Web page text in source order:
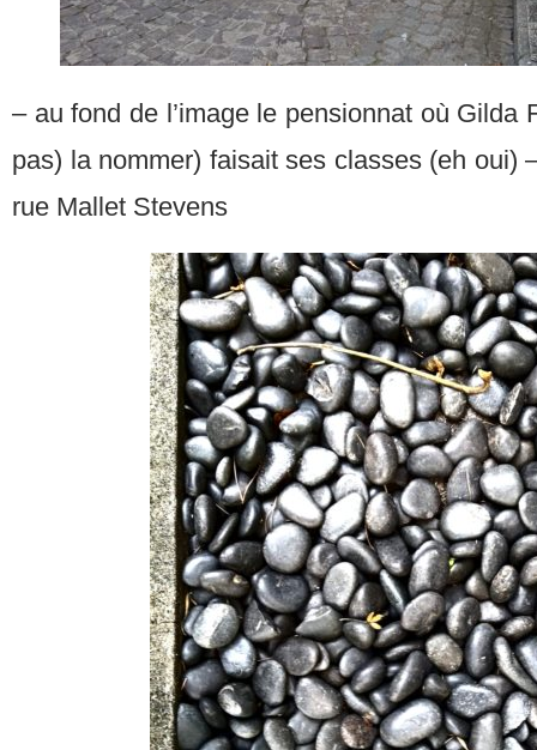
– au fond de l’image le pensionnat où Gilda
pas) la nommer) faisait ses classes (eh oui)
rue Mallet Stevens